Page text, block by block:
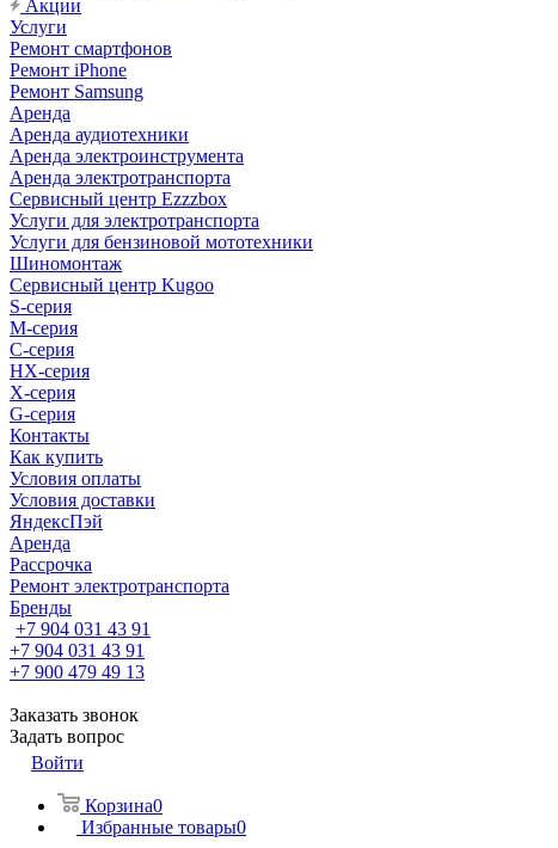
Акции
Услуги
Ремонт смартфонов
Ремонт iPhone
Ремонт Samsung
Аренда
Аренда аудиотехники
Аренда электроинструмента
Аренда электротранспорта
Сервисный центр Ezzzbox
Услуги для электротранспорта
Услуги для бензиновой мототехники
Шиномонтаж
Сервисный центр Kugoo
S-cерия
M-серия
С-серия
HX-серия
X-серия
G-серия
Контакты
Как купить
Условия оплаты
Условия доставки
ЯндексПэй
Аренда
Рассрочка
Ремонт электротранспорта
Бренды
+7 904 031 43 91
+7 904 031 43 91
+7 900 479 49 13
Заказать звонок
Задать вопрос
Войти
Корзина0
Избранные товары0